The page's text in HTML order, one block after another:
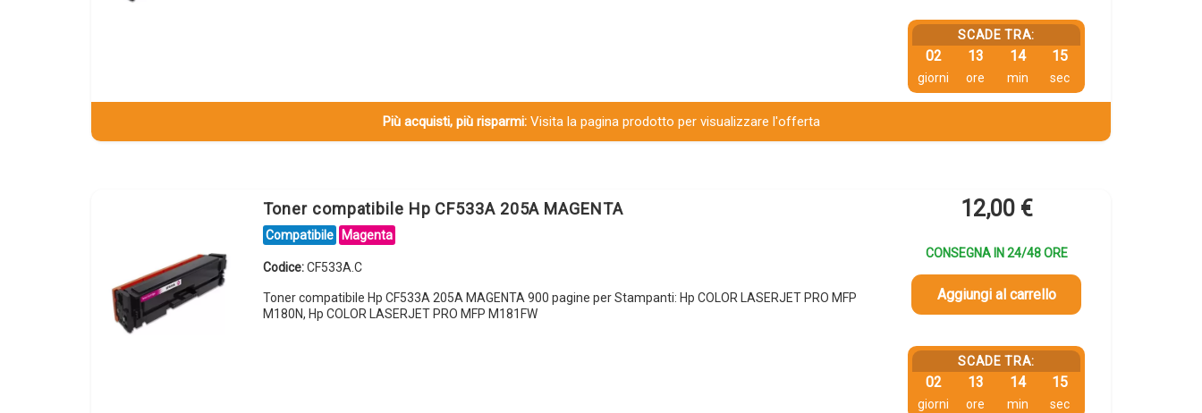
SCADE TRA:
02
giorni
13
ore
14
min
14
sec
Più acquisti, più risparmi:Visita la pagina prodotto per visualizzare l'offerta
Toner compatibile Hp CF533A 205A MAGENTA
Compatibile Magenta
Codice:CF533A.C
Toner compatibile Hp CF533A 205A MAGENTA 900 pagine per Stampanti: Hp COLOR LASERJET PRO MFP
M180N, Hp COLOR LASERJET PRO MFP M181FW
12,00 €
CONSEGNA IN 24/48 ORE
Aggiungi al carrello
SCADE TRA:
02
giorni
13
ore
14
min
14
sec